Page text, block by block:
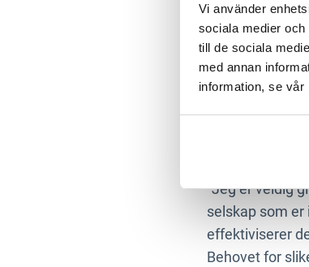
Vi använder
sociala medier
till de sociala
med annan
information, se vår
"Vi er svært
bærekraft og
vår videre
Henrik
"Jeg er veldig
selskap som
effektiviserer
Behovet for